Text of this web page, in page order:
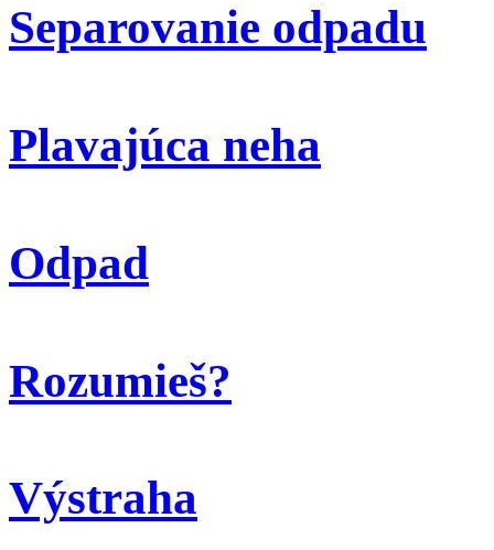
Separovanie odpadu
Plavajúca neha
Odpad
Rozumieš?
Výstraha